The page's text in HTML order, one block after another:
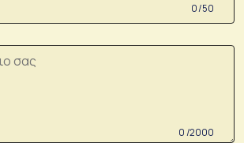
0 /50
0 /2000